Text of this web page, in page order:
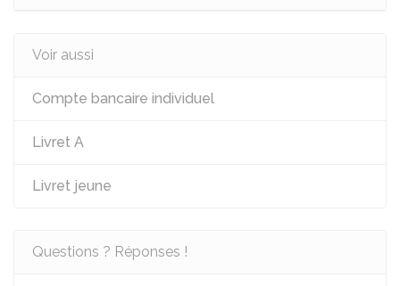
Voir aussi
Compte bancaire individuel
Livret A
Livret jeune
Questions ? Réponses !